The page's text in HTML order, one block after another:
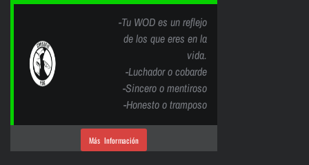
-Tu WOD es un reflejo
de los que eres en la
vida.
-Luchador o cobarde
-Sincero o mentiroso
-Honesto o tramposo
Más Información